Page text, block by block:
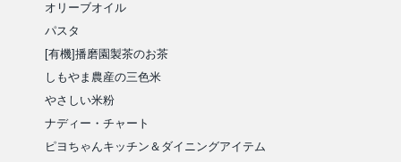
オリーブオイル
パスタ
[有機]播磨園製茶のお茶
しもやま農産の三色米
やさしい米粉
ナディー・チャート
ピヨちゃんキッチン＆ダイニングアイテム